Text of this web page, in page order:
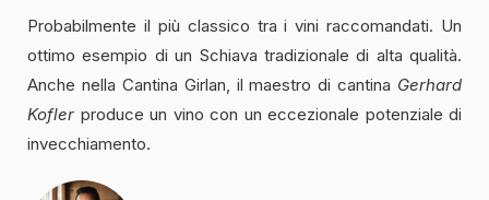
Probabilmente il più classico tra i vini raccomandati. Un
ottimo esempio di un Schiava tradizionale di alta qualità.
Anche nella Cantina Girlan, il maestro di cantina Gerhard
Kofler produce un vino con un eccezionale potenziale di
invecchiamento.